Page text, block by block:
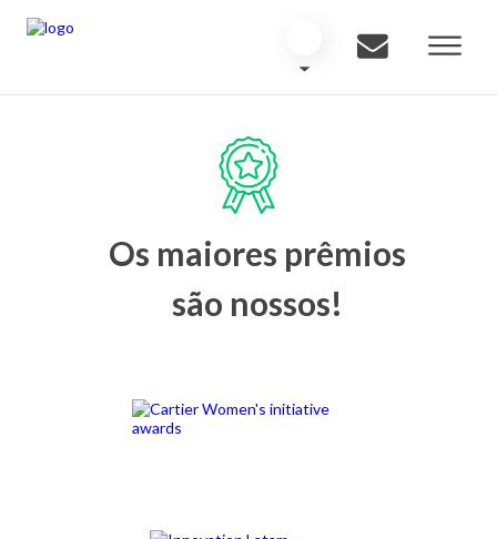
Os maiores prêmios
são nossos!